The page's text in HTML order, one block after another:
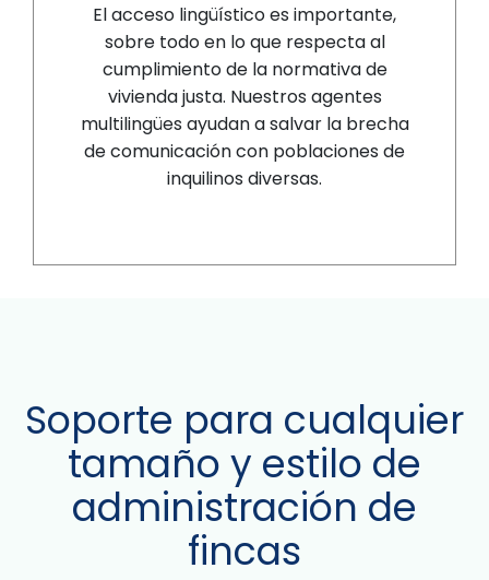
El acceso lingüístico es importante,
sobre todo en lo que respecta al
cumplimiento de la normativa de
vivienda justa. Nuestros agentes
multilingües ayudan a salvar la brecha
de comunicación con poblaciones de
inquilinos diversas.
Soporte para cualquier
tamaño y estilo de
administración de
fincas